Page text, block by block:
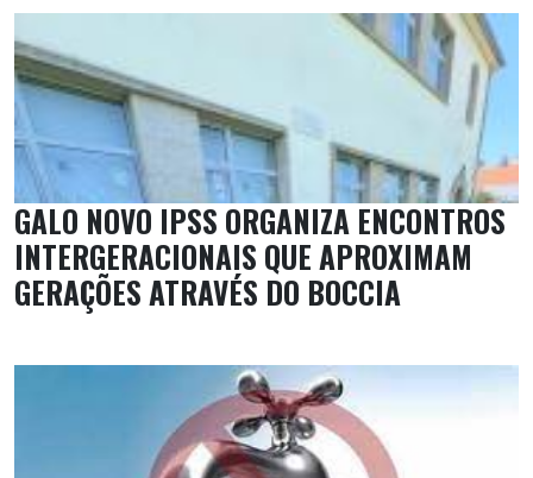
GALO NOVO IPSS ORGANIZA ENCONTROS
INTERGERACIONAIS QUE APROXIMAM
GERAÇÕES ATRAVÉS DO BOCCIA